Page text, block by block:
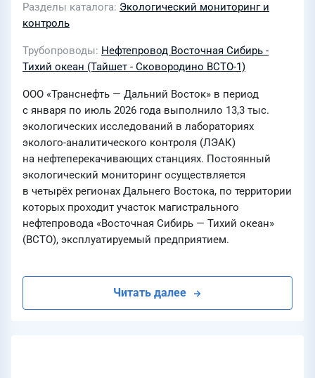
Разделы каталога Экологический мониторинг и
контроль
Трубопроводы Нефтепровод Восточная Сибирь -
Тихий океан (Тайшет - Сковородино ВСТО-1)
ООО «Транснефть — Дальний Восток» в период
с января по июль 2026 года выполнило 13,3 тыс.
экологических исследований в лабораториях
эколого-аналитического контроля (ЛЭАК)
на нефтеперекачивающих станциях. Постоянный
экологический мониторинг осуществляется
в четырёх регионах Дальнего Востока, по территории
которых проходит участок магистрального
нефтепровода «Восточная Сибирь — Тихий океан»
(ВСТО), эксплуатируемый предприятием.
Читать далее